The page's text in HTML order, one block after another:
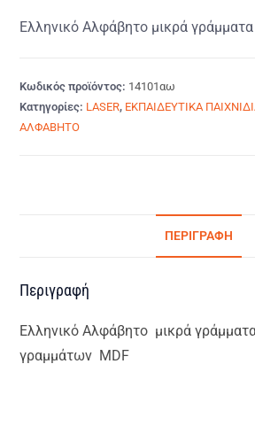
Ελληνικό Αλφάβητο μικρά
Κωδικός προϊόντος: 14101αω
Κατηγορίες: LASER, ΕΚΠΑΙΔΕΥΤΙΚΑ
ΑΛΦΑΒΗΤΟ
ΠΕΡΙΓΡΑΦΉ
Περιγραφή
Ελληνικό Αλφάβητο μικρά
γραμμάτων MDF